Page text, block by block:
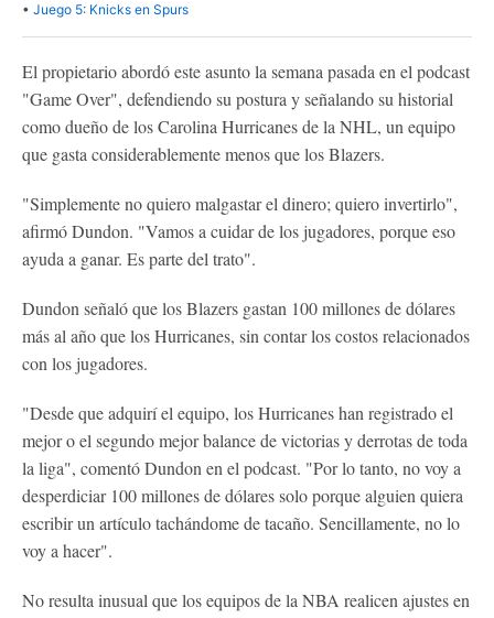
• Juego 5: Knicks en Spurs
El propietario abordó este asunto la semana pasada en el podcast
"Game Over", defendiendo su postura y señalando su historial
como dueño de los Carolina Hurricanes de la NHL, un equipo
que gasta considerablemente menos que los Blazers.
"Simplemente no quiero malgastar el dinero; quiero invertirlo",
afirmó Dundon. "Vamos a cuidar de los jugadores, porque eso
ayuda a ganar. Es parte del trato".
Dundon señaló que los Blazers gastan 100 millones de dólares
más al año que los Hurricanes, sin contar los costos relacionados
con los jugadores.
"Desde que adquirí el equipo, los Hurricanes han registrado el
mejor o el segundo mejor balance de victorias y derrotas de toda
la liga", comentó Dundon en el podcast. "Por lo tanto, no voy a
desperdiciar 100 millones de dólares solo porque alguien quiera
escribir un artículo tachándome de tacaño. Sencillamente, no lo
voy a hacer".
No resulta inusual que los equipos de la NBA realicen ajustes en